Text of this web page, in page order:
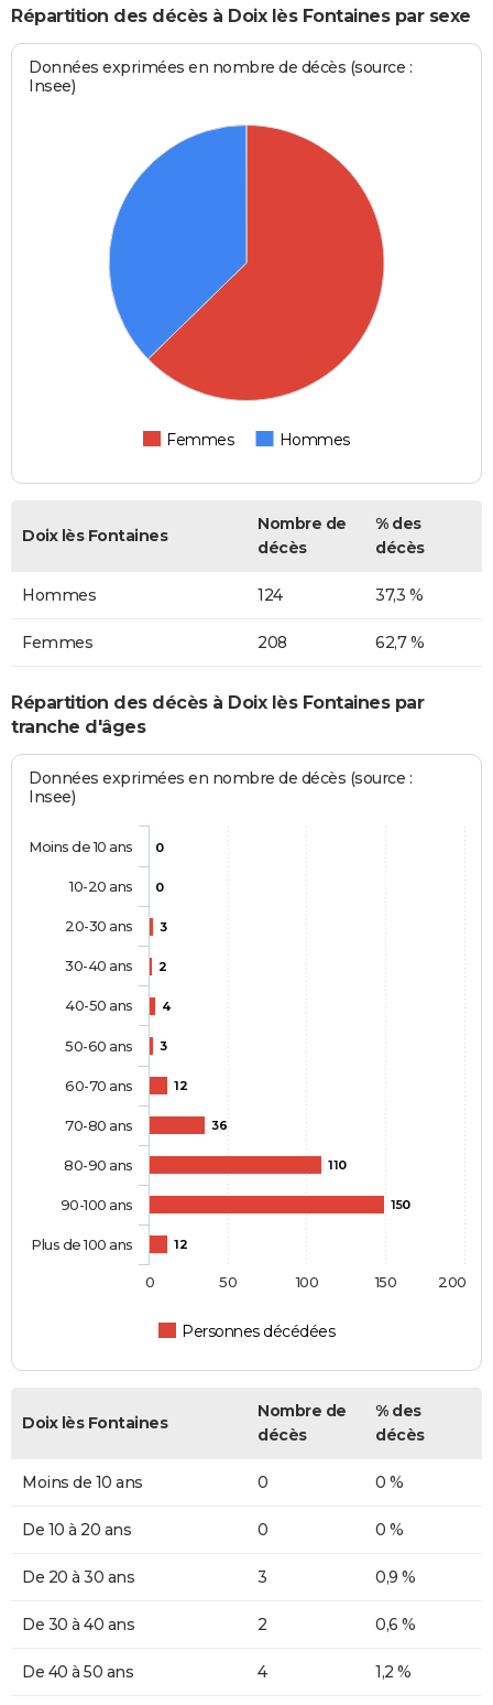
Répartition des décès à Doix lès Fontaines par sexe
Données exprimées en nombre de décès (source :
Insee)
Femmes Hommes
Doix lès Fontaines
Nombre de
décès
% des
décès
Hommes 124 37,3 %
Femmes 208 62,7 %
Répartition des décès à Doix lès Fontaines par
tranche d'âges
Données exprimées en nombre de décès (source :
Insee)
0
0
3
2
4
3
12
36
110
150
12
Personnes décédées
Moins de 10 ans
10-20 ans
20-30 ans
30-40 ans
40-50 ans
50-60 ans
60-70 ans
70-80 ans
80-90 ans
90-100 ans
Plus de 100 ans
0 50 100 150 200
Doix lès Fontaines
Nombre de
décès
% des
décès
Moins de 10 ans 0 0 %
De 10 à 20 ans 0 0 %
De 20 à 30 ans 3 0,9 %
De 30 à 40 ans 2 0,6 %
De 40 à 50 ans 4 1,2 %